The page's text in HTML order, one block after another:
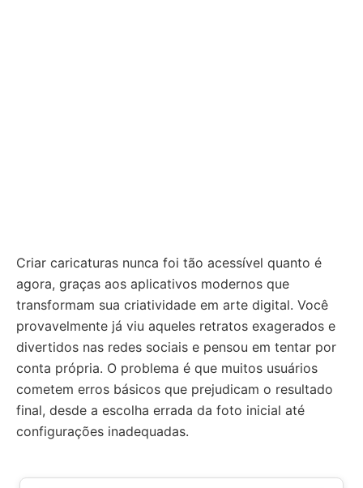
Criar caricaturas nunca foi tão acessível quanto é
agora, graças aos aplicativos modernos que
transformam sua criatividade em arte digital. Você
provavelmente já viu aqueles retratos exagerados e
divertidos nas redes sociais e pensou em tentar por
conta própria. O problema é que muitos usuários
cometem erros básicos que prejudicam o resultado
final, desde a escolha errada da foto inicial até
configurações inadequadas.